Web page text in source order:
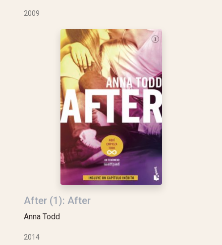
2009
After (1): After
Anna Todd
2014